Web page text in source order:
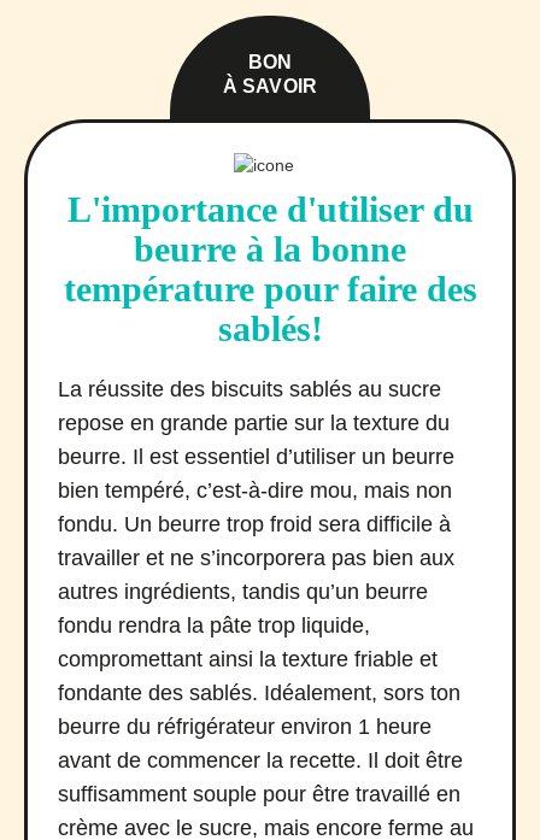
BON
À SAVOIR
L'importance d'utiliser du
beurre à la bonne
température pour faire des
sablés!
La réussite des biscuits sablés au sucre
repose en grande partie sur la texture du
beurre. Il est essentiel d’utiliser un beurre
bien tempéré, c’est-à-dire mou, mais non
fondu. Un beurre trop froid sera difficile à
travailler et ne s’incorporera pas bien aux
autres ingrédients, tandis qu’un beurre
fondu rendra la pâte trop liquide,
compromettant ainsi la texture friable et
fondante des sablés. Idéalement, sors ton
beurre du réfrigérateur environ 1 heure
avant de commencer la recette. Il doit être
suffisamment souple pour être travaillé en
crème avec le sucre, mais encore ferme au